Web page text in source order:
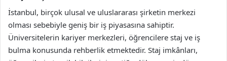
İstanbul, birçok ulusal ve uluslararası şirketin merkezi
olması sebebiyle geniş bir iş piyasasına sahiptir.
Üniversitelerin kariyer merkezleri, öğrencilere staj ve iş
bulma konusunda rehberlik etmektedir. Staj imkânları,